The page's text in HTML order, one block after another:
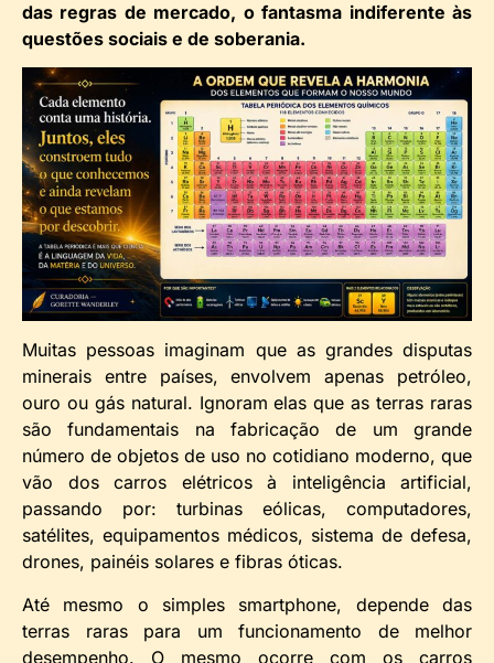
das regras de mercado, o fantasma indiferente às
questões sociais e de soberania.
Muitas pessoas imaginam que as grandes disputas
minerais entre países, envolvem apenas petróleo,
ouro ou gás natural. Ignoram elas que as terras raras
são fundamentais na fabricação de um grande
número de objetos de uso no cotidiano moderno, que
vão dos carros elétricos à inteligência artificial,
passando por: turbinas eólicas, computadores,
satélites, equipamentos médicos, sistema de defesa,
drones, painéis solares e fibras óticas.
Até mesmo o simples smartphone, depende das
terras raras para um funcionamento de melhor
desempenho. O mesmo ocorre com os carros